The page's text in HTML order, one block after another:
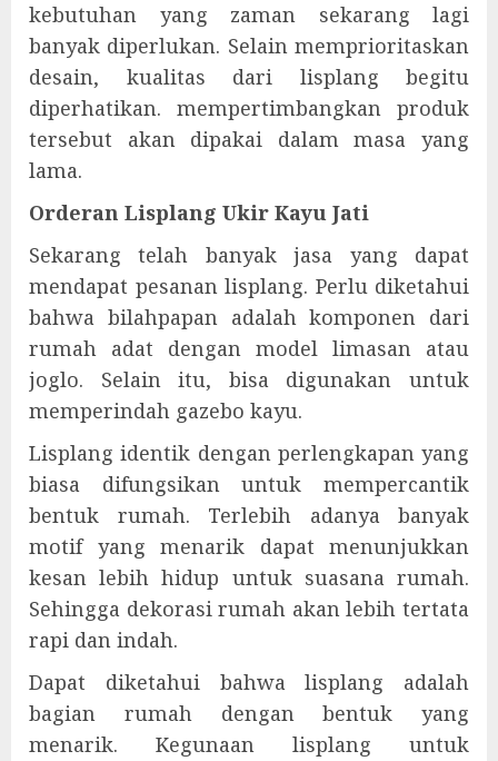
kebutuhan yang zaman sekarang lagi
banyak diperlukan. Selain memprioritaskan
desain, kualitas dari lisplang begitu
diperhatikan. mempertimbangkan produk
tersebut akan dipakai dalam masa yang
lama.
Orderan Lisplang Ukir Kayu Jati
Sekarang telah banyak jasa yang dapat
mendapat pesanan lisplang. Perlu diketahui
bahwa bilahpapan adalah komponen dari
rumah adat dengan model limasan atau
joglo. Selain itu, bisa digunakan untuk
memperindah gazebo kayu.
Lisplang identik dengan perlengkapan yang
biasa difungsikan untuk mempercantik
bentuk rumah. Terlebih adanya banyak
motif yang menarik dapat menunjukkan
kesan lebih hidup untuk suasana rumah.
Sehingga dekorasi rumah akan lebih tertata
rapi dan indah.
Dapat diketahui bahwa lisplang adalah
bagian rumah dengan bentuk yang
menarik. Kegunaan lisplang untuk